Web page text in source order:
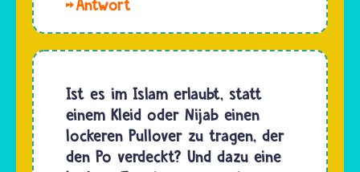
Menschen
zu töten.
Egal, was
haben.
Wenn sie
Verbrecher,
…
alles
was nicht
haram,
also
ausdrücklich
Ist es im Islam erlaubt, statt
einem Kleid oder Nijab einen
lockeren Pullover zu tragen, der
den Po verdeckt? Und dazu eine